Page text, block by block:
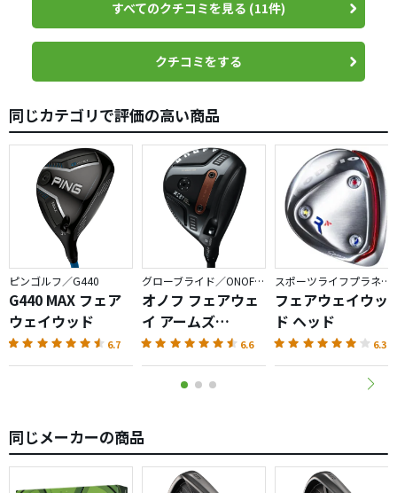
が開けた気がしました。
YouTubeとかで、耳にくる打音（甲高い）が気になってい
ましたが、購入したのがUSモデルなのか、さほど甲高くは
なく、高めのシャッター音程度で好感が持てました。
宣伝どおりですね。
お高いので、気軽にお勧めとはいきませんが、FW探しの旅
が終わることになるなら私は納得です。
あえて不満というか、改善の伸び代を言うと、少し上がり
やすすぎなところがありますので、ウェイトの前後を入れ
替えてみます。
高さを抑えることができれば幸い、変わらなければ、それ
はそれで結構か、と。
飛び、打感、寛容性はいうことありません。
操作性もそれなりに結果を出せます。
お金貯めて、中古でもいいので５番も揃えて、向こう10年
使えるセットの完成です。
すべてのクチコミを見る (11件)
クチコミをする
同じカテゴリで評価の高い商品
ピンゴルフ／G440
G440 MAX フェア
ウェイウッド
6.7
グローブライド／ONOFF AKA
オノフ フェアウェ
イ アームズ
AKA（2026）
6.6
スポーツライフプラネッツ／RODDIO
フェアウェイウッ
ド ヘッド
6.3
同じメーカーの商品